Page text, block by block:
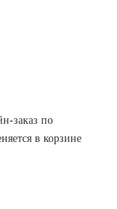
заказ по
в корзине